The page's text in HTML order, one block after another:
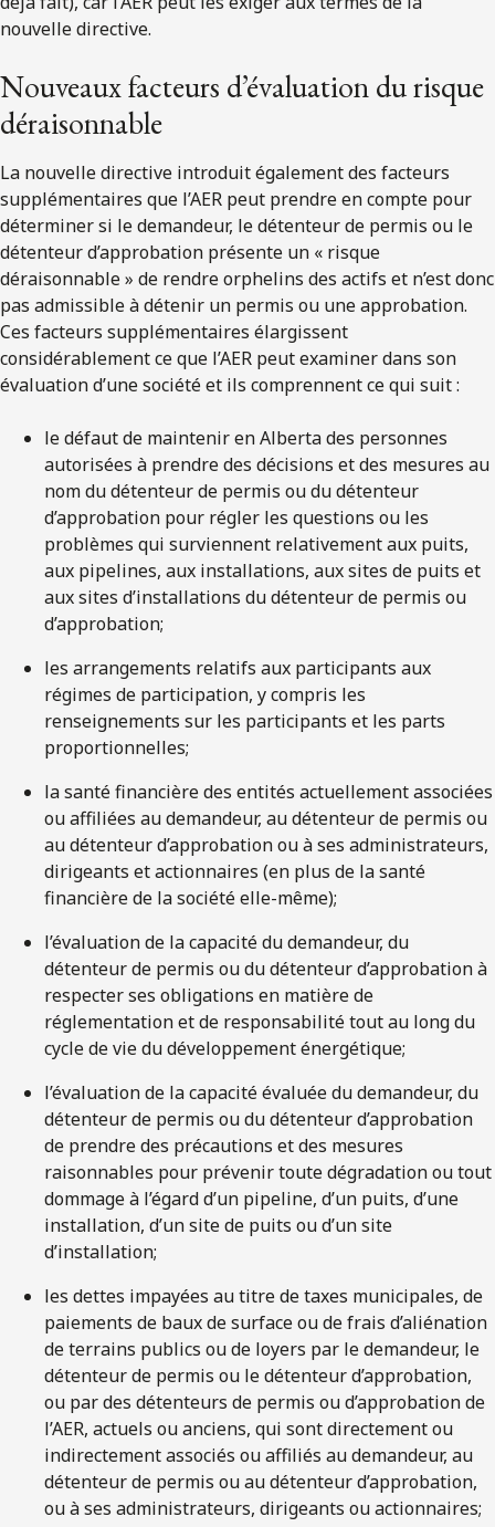
nouvelle directive.
Nouveaux facteurs d’évaluation du risque
déraisonnable
La nouvelle directive introduit également des facteurs
supplémentaires que l’AER peut prendre en compte pour
déterminer si le demandeur, le détenteur de permis ou le
détenteur d’approbation présente un « risque
déraisonnable » de rendre orphelins des actifs et n’est donc
pas admissible à détenir un permis ou une approbation.
Ces facteurs supplémentaires élargissent
considérablement ce que l’AER peut examiner dans son
évaluation d’une société et ils comprennent ce qui suit :
le défaut de maintenir en Alberta des personnes
autorisées à prendre des décisions et des mesures au
nom du détenteur de permis ou du détenteur
d’approbation pour régler les questions ou les
problèmes qui surviennent relativement aux puits,
aux pipelines, aux installations, aux sites de puits et
aux sites d’installations du détenteur de permis ou
d’approbation;
les arrangements relatifs aux participants aux
régimes de participation, y compris les
renseignements sur les participants et les parts
proportionnelles;
la santé financière des entités actuellement associées
ou affiliées au demandeur, au détenteur de permis ou
au détenteur d’approbation ou à ses administrateurs,
dirigeants et actionnaires (en plus de la santé
financière de la société elle-même);
l’évaluation de la capacité du demandeur, du
détenteur de permis ou du détenteur d’approbation à
respecter ses obligations en matière de
réglementation et de responsabilité tout au long du
cycle de vie du développement énergétique;
l’évaluation de la capacité évaluée du demandeur, du
détenteur de permis ou du détenteur d’approbation
de prendre des précautions et des mesures
raisonnables pour prévenir toute dégradation ou tout
dommage à l’égard d’un pipeline, d’un puits, d’une
installation, d’un site de puits ou d’un site
d’installation;
les dettes impayées au titre de taxes municipales, de
paiements de baux de surface ou de frais d’aliénation
de terrains publics ou de loyers par le demandeur, le
détenteur de permis ou le détenteur d’approbation,
ou par des détenteurs de permis ou d’approbation de
l’AER, actuels ou anciens, qui sont directement ou
indirectement associés ou affiliés au demandeur, au
détenteur de permis ou au détenteur d’approbation,
ou à ses administrateurs, dirigeants ou actionnaires;